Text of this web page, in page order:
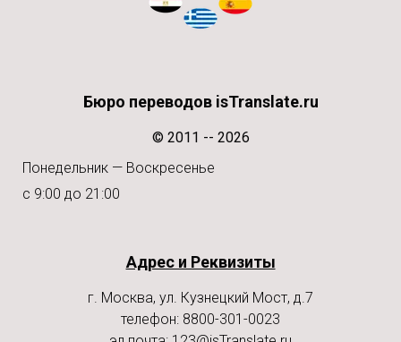
Бюро переводов isTranslate.ru
© 2011 -- 2026
Понедельник — Воскресенье
с 9:00 до 21:00
Адрес и Реквизиты
г. Москва, ул. Кузнецкий Мост, д.7
телефон: 8800-301-0023